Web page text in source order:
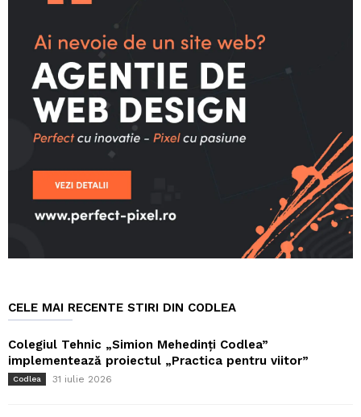
CELE MAI RECENTE STIRI DIN CODLEA
Colegiul Tehnic „Simion Mehedinți Codlea”
implementează proiectul „Practica pentru viitor”
Codlea 31 iulie 2026